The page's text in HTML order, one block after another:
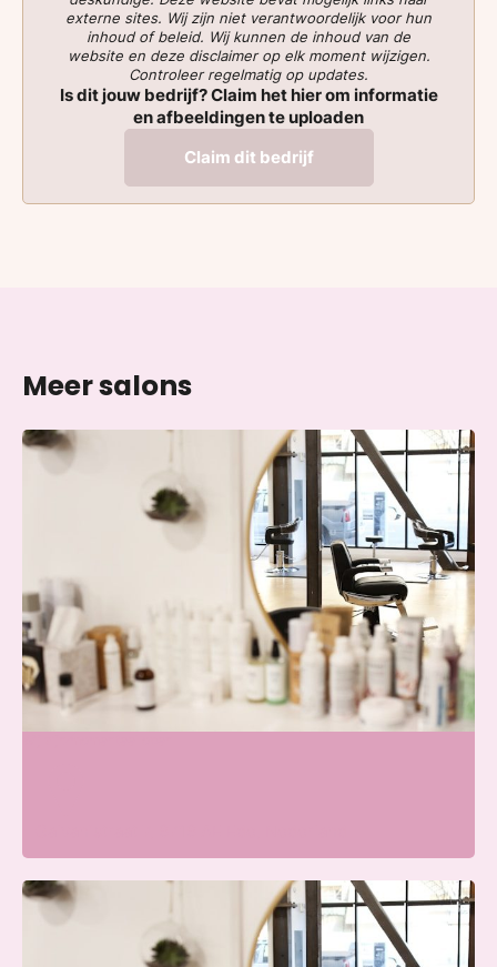
externe sites. Wij zijn niet verantwoordelijk voor hun
inhoud of beleid. Wij kunnen de inhoud van de
website en deze disclaimer op elk moment wijzigen.
Controleer regelmatig op updates.
Is dit jouw bedrijf? Claim het hier om informatie
en afbeeldingen te uploaden
Claim dit bedrijf
Meer salons
Skin & Glow Atelier Ede